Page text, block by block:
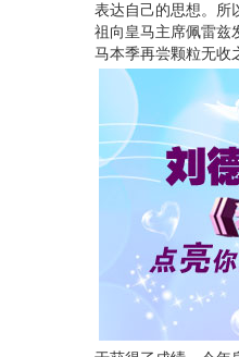
表达自己的思想。所
祖向皇马主席佩雷兹
马本季再尝颗粒无收